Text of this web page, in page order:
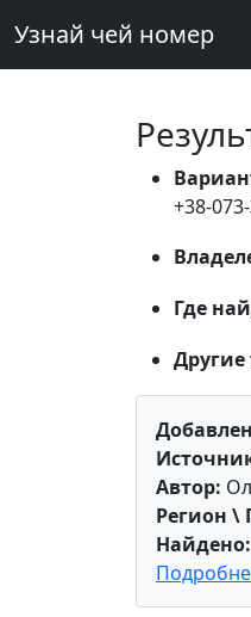
Узнай чей номер
+38-
Где
Автор:
Регион \
Найдено: